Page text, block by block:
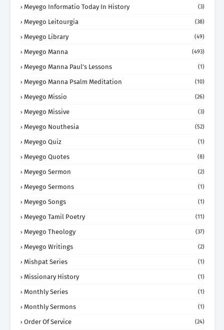
Meyego Informatio Today In History (3)
Meyego Leitourgia (38)
Meyego Library (49)
Meyego Manna (493)
Meyego Manna Paul's Lessons (1)
Meyego Manna Psalm Meditation (10)
Meyego Missio (26)
Meyego Missive (3)
Meyego Nouthesia (52)
Meyego Quiz (1)
Meyego Quotes (8)
Meyego Sermon (2)
Meyego Sermons (1)
Meyego Songs (1)
Meyego Tamil Poetry (11)
Meyego Theology (37)
Meyego Writings (2)
Mishpat Series (1)
Missionary History (1)
Monthly Series (1)
Monthly Sermons (1)
Order Of Service (24)